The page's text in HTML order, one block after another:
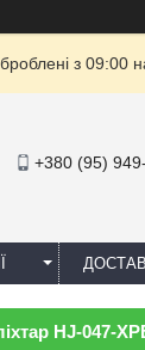
з 09:00
+380 (95)
HJ-047-